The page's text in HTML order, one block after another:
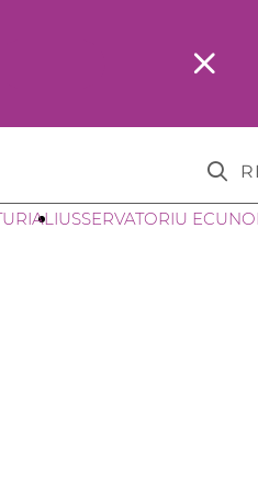
USSERVATORIU